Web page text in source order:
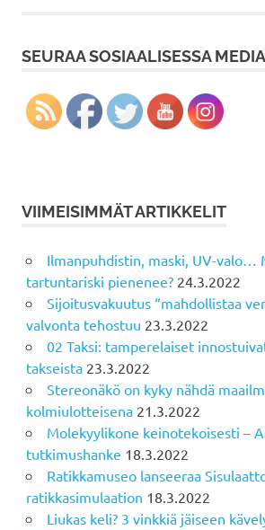
SEURAA SOSIAALISESSA
VIIMEISIMMÄT ARTIKKELIT
Ilmanpuhdistin, maski, UV-valo…
tartuntariski pienenee? 24.3.2022
Sijoitusvakuutus “mahdollistaa
valvonta tehostuu 23.3.2022
02 Taksi: tamperelaiset
takseista 23.3.2022
Stereonäkö on kyky nähdä
kolmiulotteisena 21.3.2022
Molekyylikone keinotekoisesti –
tutkimushanke 18.3.2022
Ratikkamuseo lanseeraa
ratikkasimulaation 18.3.2022
Liukas keli? 3 vinkkiä jäiseen